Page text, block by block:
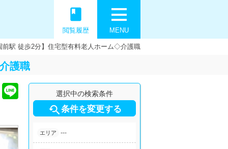
MENU
book
閲覧履歴
前駅 徒歩2分】住宅型有料老人ホーム◇介護職
護職
選択中の検索条件
条件を変更する
エリア ---